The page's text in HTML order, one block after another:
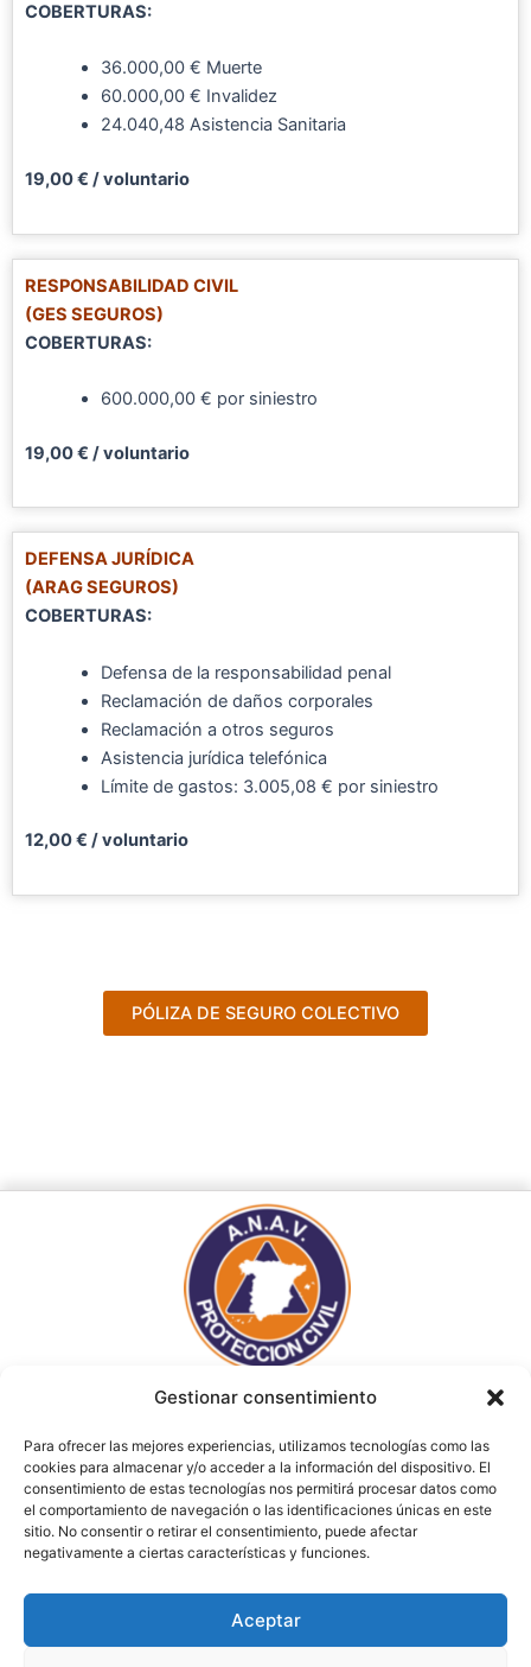
Gestionar consentimiento
Para ofrecer las mejores experiencias, utilizamos tecnologías como las
cookies para almacenar y/o acceder a la información del dispositivo. El
consentimiento de estas tecnologías nos permitirá procesar datos como
el comportamiento de navegación o las identificaciones únicas en este
sitio. No consentir o retirar el consentimiento, puede afectar
negativamente a ciertas características y funciones.
Aceptar
COBERTURAS:
36.000,00 € Muerte
60.000,00 € Invalidez
24.040,48 Asistencia Sanitaria
19,00 € / voluntario
RESPONSABILIDAD CIVIL
(GES SEGUROS)
COBERTURAS:
600.000,00 € por siniestro
19,00 € / voluntario
DEFENSA JURÍDICA
(ARAG SEGUROS)
COBERTURAS:
Defensa de la responsabilidad penal
Reclamación de daños corporales
Reclamación a otros seguros
Asistencia jurídica telefónica
Límite de gastos: 3.005,08 € por siniestro
12,00 € / voluntario
PÓLIZA DE SEGURO COLECTIVO
AVISO LEGAL POLÍTICA DE PRIVACIDAD
(c)2024 Asociación Nacional de Agrupaciones de Voluntarios
Protección Civil (ANAV)